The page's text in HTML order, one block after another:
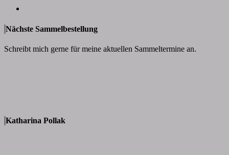
Nächste Sammelbestellung
Schreibt mich gerne für meine aktuellen Sammeltermine an.
Katharina Pollak